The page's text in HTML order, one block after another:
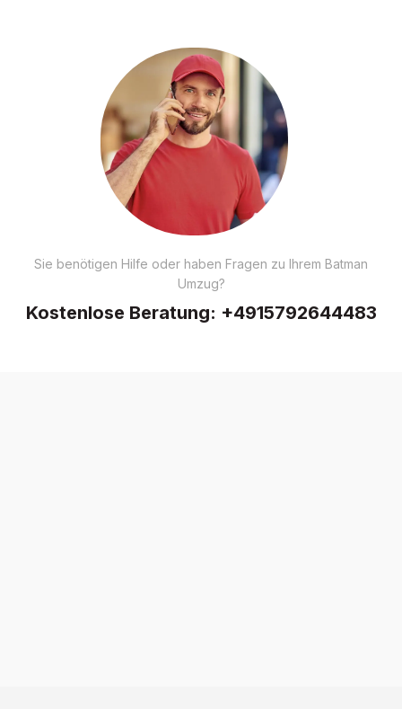
Sie benötigen Hilfe oder haben Fragen zu Ihrem Batman
Umzug?
Kostenlose Beratung: +4915792644483